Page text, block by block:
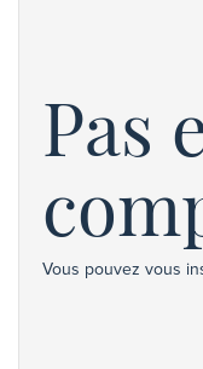
Pas
Vous pouvez vous